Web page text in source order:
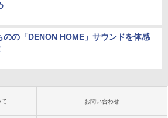
のの「DENON HOME」サウンドを体感
お問い合わせ